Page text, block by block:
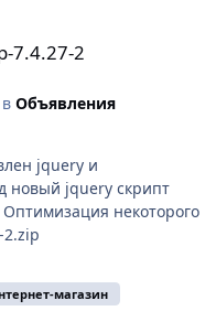
7.4.27-2
Объявления
jquery и
новый jquery скрипт
некоторого
2.zip
магазин